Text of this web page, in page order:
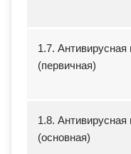
1.7.
(первичная)
1.8.
(основная)